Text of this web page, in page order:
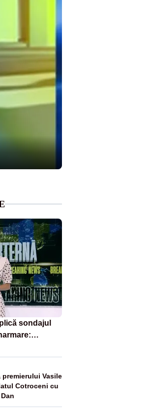
sondajul
în achiziții și
externi
premierului Vasile
Cotroceni cu